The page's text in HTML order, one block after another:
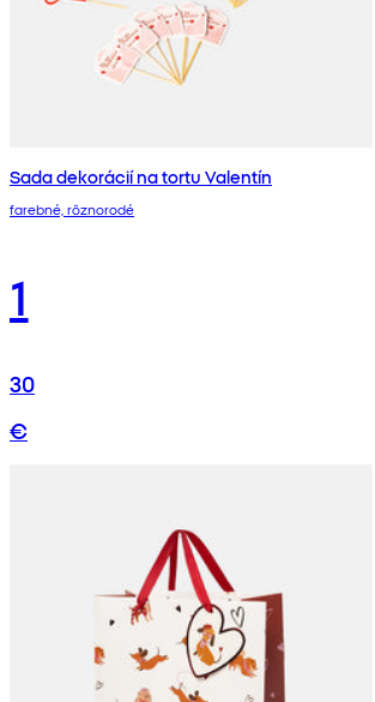
Sada dekorácií na tortu Valentín
farebné, rôznorodé
1
30
€